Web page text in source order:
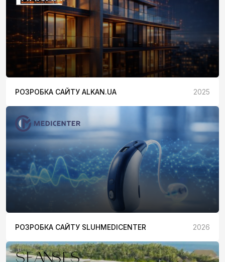
РОЗРОБКА САЙТУ ALKAN.UA 2025
РОЗРОБКА САЙТУ SLUHMEDICENTER 2026